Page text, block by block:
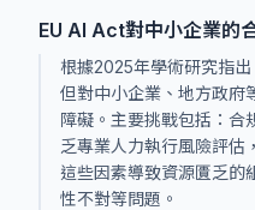
EU AI Act對中小企業的
根據2025年學術研究指出
但對中小企業、地方政府
障礙。主要挑戰包括：合
乏專業人力執行風險評估
這些因素導致資源匱乏的
性不對等問題。